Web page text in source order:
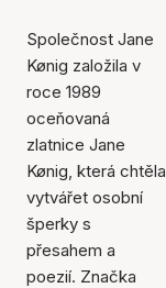
Společnost Jane
Kønig založila v
roce 1989
oceňovaná
zlatnice Jane
Kønig, která chtěla
vytvářet osobní
šperky s
přesahem a
poezií. Značka